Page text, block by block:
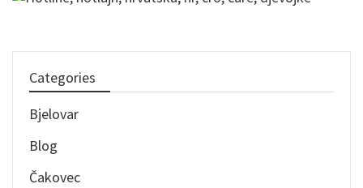
Categories
Bjelovar
Blog
Čakovec